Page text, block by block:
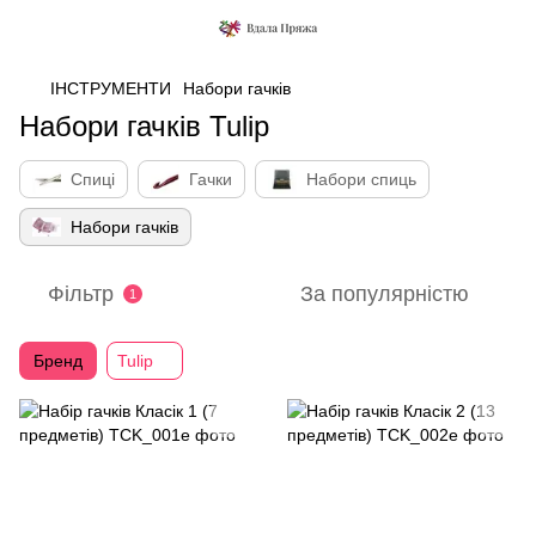
ІНСТРУМЕНТИ Набори гачків
Набори гачків Tulip
Спиці Гачки Набори спиць
Набори гачків
Фільтр 1 За популярністю
Бренд Tulip